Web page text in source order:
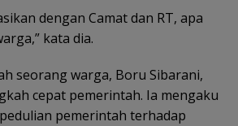
dengan Camat dan RT, apa
kata dia.
seorang warga, Boru Sibarani,
cepat pemerintah. Ia mengaku
pemerintah terhadap